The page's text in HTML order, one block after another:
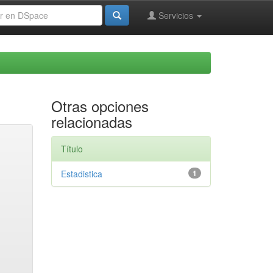
Servicios
Otras opciones
relacionadas
Título
1
Estadistica